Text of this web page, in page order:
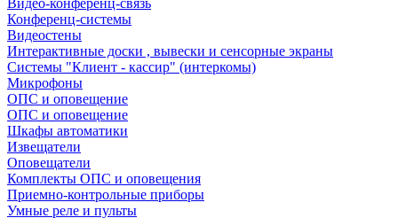
Видео-конференц-связь
Конференц-системы
Видеостены
Интерактивные доски , вывески и сенсорные экраны
Системы "Клиент - кассир" (интеркомы)
Микрофоны
ОПС и оповещение
ОПС и оповещение
Шкафы автоматики
Извещатели
Оповещатели
Комплекты ОПС и оповещения
Приемно-контрольные приборы
Умные реле и пульты